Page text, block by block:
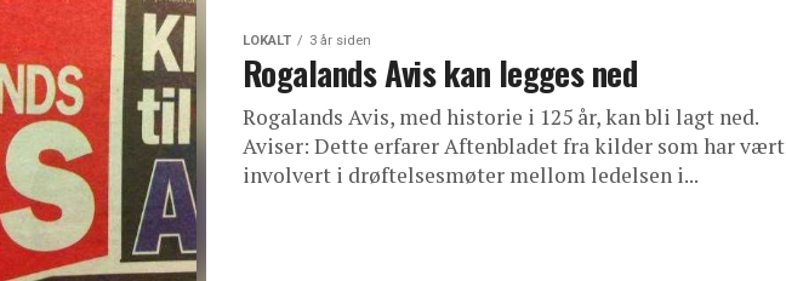
LOKALT 3 år siden
Rogalands Avis kan legges ned
Rogalands Avis, med historie i 125 år, kan bli lagt ned.
Aviser: Dette erfarer Aftenbladet fra kilder som har vært
involvert i drøftelsesmøter mellom ledelsen i...